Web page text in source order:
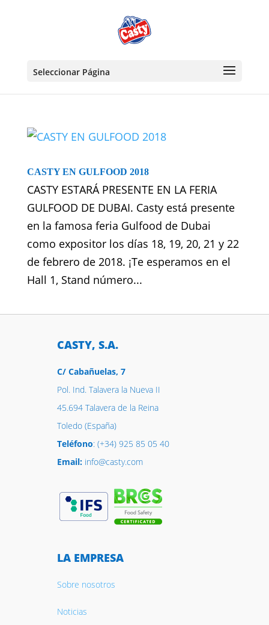
Seleccionar Página
CASTY EN GULFOOD 2018
CASTY ESTARÁ PRESENTE EN LA FERIA
GULFOOD DE DUBAI. Casty está presente
en la famosa feria Gulfood de Dubai
como expositor los días 18, 19, 20, 21 y 22
de febrero de 2018. ¡Te esperamos en el
Hall 1, Stand número...
CASTY, S.A.
C/ Cabañuelas, 7
Pol. Ind. Talavera la Nueva II
45.694 Talavera de la Reina
Toledo (España)
Teléfono: (+34) 925 85 05 40
Email:info@casty.com
LA EMPRESA
Sobre nosotros
Noticias